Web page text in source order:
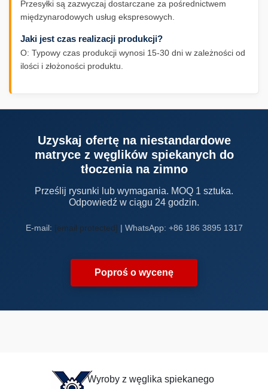
Przesyłki są zazwyczaj dostarczane za pośrednictwem
międzynarodowych usług ekspresowych.
Jaki jest czas realizacji produkcji?
O: Typowy czas produkcji wynosi 15-30 dni w zależności od
ilości i złożoności produktu.
Uzyskaj ofertę na niestandardowe
matryce z węglików spiekanych do
tłoczenia na zimno
Prześlij rysunki lub wymagania. MOQ 1 sztuka.
Odpowiedź w ciągu 24 godzin.
E-mail: [email protected] | WhatsApp: +86 186 3895 1317
Poproś o wycenę
Wyroby z węglika spiekanego